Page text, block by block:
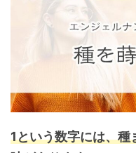
1という数字には、